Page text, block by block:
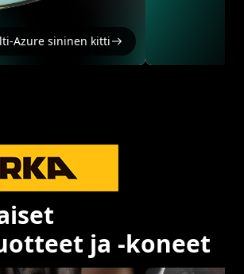
Azure sininen kitti
ja -koneet